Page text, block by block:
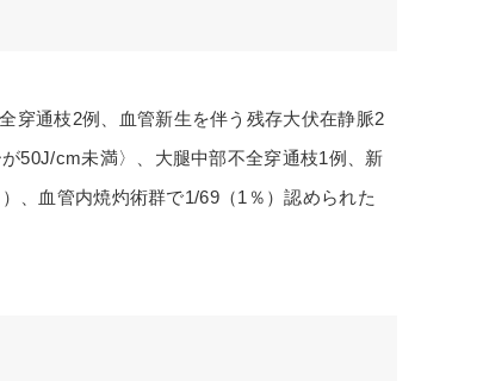
穿通枝2例、血管新生を伴う残存大伏在静脈2
50J/cm未満〉、大腿中部不全穿通枝1例、新
、血管内焼灼術群で1/69（1％）認められた